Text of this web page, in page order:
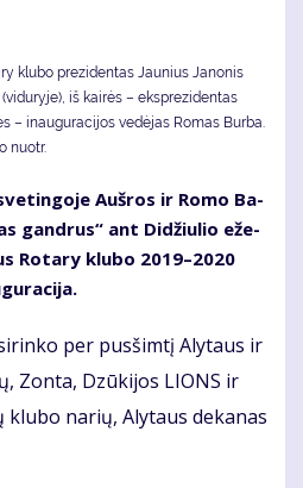
klubo prezidentas Jaunius Janonis
iš kairės – eksprezidentas
– inauguracijos vedėjas Romas Burba.
Auš­ros ir Ro­mo Ba­
gan­drus“ ant Di­džiu­lio eže­
Ro­ta­ry klu­bo 2019–2020
per pus­šim­tį Aly­taus ir
Zon­ta, Dzū­ki­jos LIONS ir
klu­bo na­rių, Aly­taus de­ka­nas